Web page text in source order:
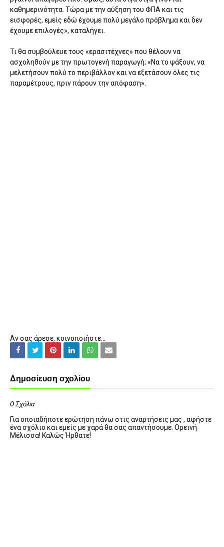
καθημερινότητα. Τώρα με την αύξηση του ΦΠΑ και τις
εισφορές, εμείς εδώ έχουμε πολύ μεγάλο πρόβλημα και δεν
έχουμε επιλογές», καταλήγει.
Τι θα συμβούλευε τους «ερασιτέχνες» που θέλουν να
ασχοληθούν με την πρωτογενή παραγωγή; «Να το ψάξουν, να
μελετήσουν πολύ το περιβάλλον και να εξετάσουν όλες τις
παραμέτρους, πριν πάρουν την απόφαση».
Αν σας άρεσε, κοινοποιήστε...
Δημοσίευση σχολίου
0 Σχόλια
Για οποιαδήποτε ερώτηση πάνω στις αναρτήσεις μας , αφήστε
ένα σχόλιο και εμείς με χαρά θα σας απαντήσουμε. Ορεινή
Μέλισσα! Καλώς Ήρθατε!